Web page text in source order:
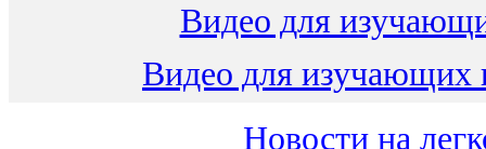
Видео для
Видео для изучающих
Новости на